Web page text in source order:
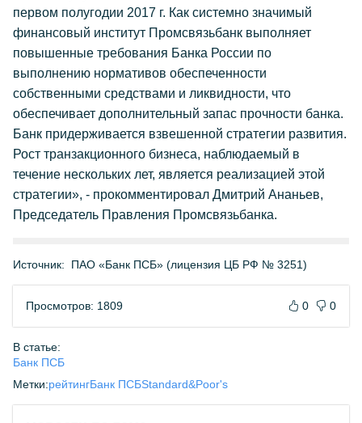
первом полугодии 2017 г. Как системно значимый
финансовый институт Промсвязьбанк выполняет
повышенные требования Банка России по
выполнению нормативов обеспеченности
собственными средствами и ликвидности, что
обеспечивает дополнительный запас прочности банка.
Банк придерживается взвешенной стратегии развития.
Рост транзакционного бизнеса, наблюдаемый в
течение нескольких лет, является реализацией этой
стратегии», - прокомментировал Дмитрий Ананьев,
Председатель Правления Промсвязьбанка.
Источник: ПАО «Банк ПСБ» (лицензия ЦБ РФ № 3251)
Просмотров: 1809 0 0
В статье:
Банк ПСБ
Метки:рейтингБанк ПСБStandard&Poor's